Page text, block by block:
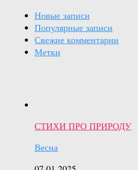
Новые записи
Популярные записи
Свежие комментарии
Метки
СТИХИ ПРО ПРИРОДУ
Весна